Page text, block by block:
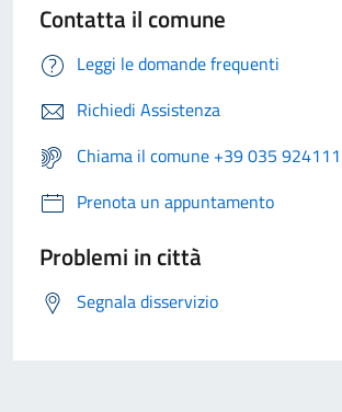
Contatta il comune
Leggi le domande frequenti
Richiedi Assistenza
Chiama il comune +39 035 924111
Prenota un appuntamento
Problemi in città
Segnala disservizio